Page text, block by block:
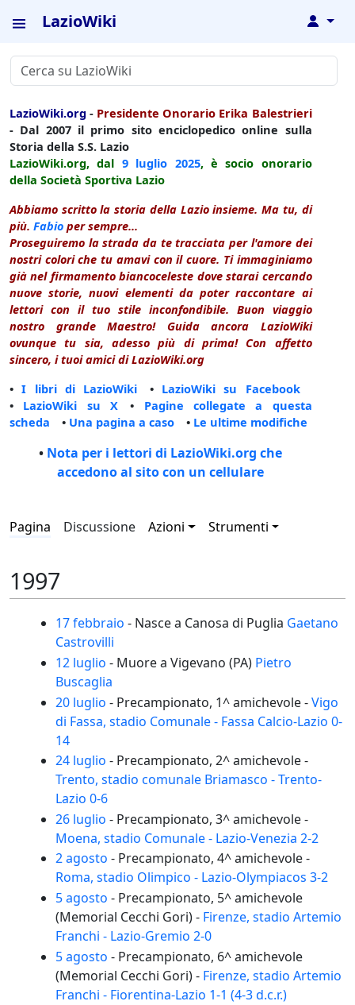
LazioWiki ↓
LazioWiki.org - Presidente Onorario Erika Balestrieri
- Dal 2007 il primo sito enciclopedico online sulla
Storia della S.S. Lazio
LazioWiki.org, dal 9 luglio 2025, è socio onorario
della Società Sportiva Lazio
Abbiamo scritto la storia della Lazio insieme. Ma tu, di
più. Fabio per sempre...
Proseguiremo la strada da te tracciata per l'amore dei
nostri colori che tu amavi con il cuore. Ti immaginiamo
già nel firmamento biancoceleste dove starai cercando
nuove storie, nuovi elementi da poter raccontare ai
lettori con il tuo stile inconfondibile. Buon viaggio
nostro grande Maestro! Guida ancora LazioWiki
ovunque tu sia, adesso più di prima! Con affetto
sincero, i tuoi amici di LazioWiki.org
•I libri di LazioWiki • LazioWiki su Facebook
• LazioWiki su X • Pagine collegate a questa
scheda • Una pagina a caso • Le ultime modifiche
• Nota per i lettori di LazioWiki.org che
accedono al sito con un cellulare
Pagina Discussione Azioni Strumenti
1997
17 febbraio - Nasce a Canosa di Puglia Gaetano
Castrovilli
12 luglio - Muore a Vigevano (PA) Pietro
Buscaglia
20 luglio - Precampionato, 1^ amichevole -Vigo
di Fassa, stadio Comunale - Fassa Calcio-Lazio 0-
14
24 luglio - Precampionato, 2^ amichevole -
Trento, stadio comunale Briamasco - Trento-
Lazio 0-6
26 luglio - Precampionato, 3^ amichevole -
Moena, stadio Comunale - Lazio-Venezia 2-2
2 agosto - Precampionato, 4^ amichevole -
Roma, stadio Olimpico - Lazio-Olympiacos 3-2
5 agosto - Precampionato, 5^ amichevole
(Memorial Cecchi Gori) - Firenze, stadio Artemio
Franchi - Lazio-Gremio 2-0
5 agosto - Precampionato, 6^ amichevole
(Memorial Cecchi Gori) - Firenze, stadio Artemio
Franchi - Fiorentina-Lazio 1-1 (4-3 d.c.r.)